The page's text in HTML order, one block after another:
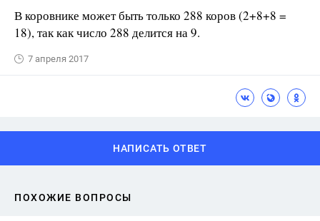
В коровнике может быть только 288 коров (2+8+8 =
18), так как число 288 делится на 9.
7 апреля 2017
НАПИСАТЬ ОТВЕТ
ПОХОЖИЕ ВОПРОСЫ